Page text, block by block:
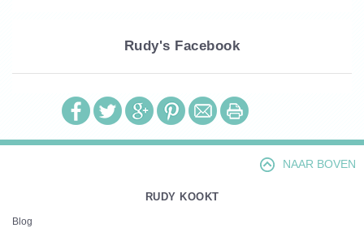
Rudy's Facebook
NAAR BOVEN
RUDY KOOKT
Blog